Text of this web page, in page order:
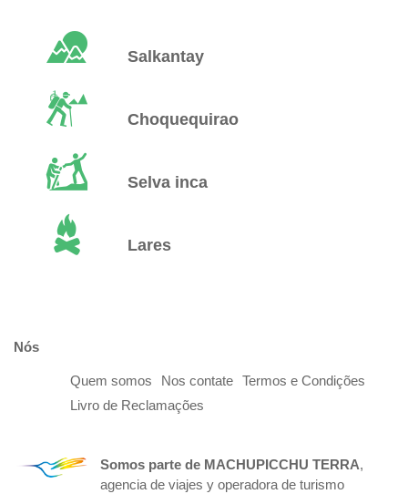
Salkantay
Choquequirao
Selva inca
Lares
Nós
Quem somos Nos contate
Termos e Condições
Livro de Reclamações
Somos parte de MACHUPICCHU TERRA,
agencia de viajes y operadora de turismo